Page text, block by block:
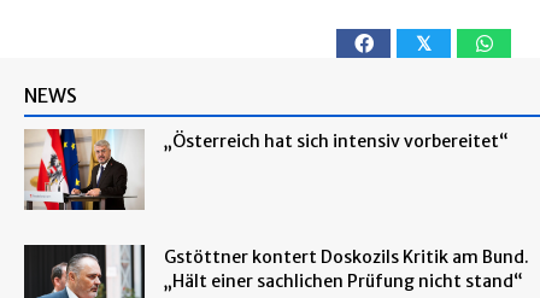
𝕏
NEWS
„Österreich hat sich intensiv vorbereitet“
Gstöttner kontert Doskozils Kritik am Bund.
„Hält einer sachlichen Prüfung nicht stand“